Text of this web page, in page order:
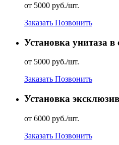
от 5000 руб./шт.
Заказать Позвонить
Установка унитаза
от 5000 руб./шт.
Заказать Позвонить
Установка
от 6000 руб./шт.
Заказать Позвонить